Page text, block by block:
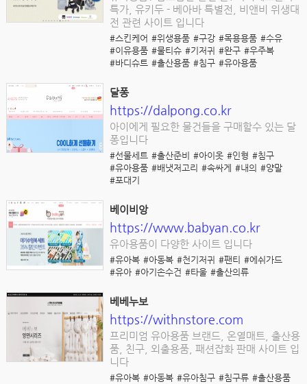
특가, 유키두 - 베아바 특별전, 비앤비 위생대
전 관련 사이트 입니다
#스킨케어 #위생용품 #구강 #목용용품 #수유
#이유용품 #물티슈 #기저귀 #완구 #우주복
#바디슈트 #출산용품 #침구 #유아용품
달퐁
https://dalpong.co.kr
아이에게 필요한 물건들을 구매할수 있는 달
퐁입니다
#선물세트 #출산준비 #아이옷 #인형 #침구
#유아용품 #배냇저고리 #속싸게 #내의 #양말
#포대기
베이비앙
https://www.babyan.co.kr
유아용품이 다양한 사이트 입니다
#유아복 #아동복 #천기저귀 #팬티 #에쉬가드
#유아 #아기손수건 #타울 #출산의류
베베누보
https://withnstore.com
프리미엄 유아용품 브랜드, 온열매트, 출산용
품, 친구, 외출용품, 패션잡화 판매 사이트 입
니다
#유아복 #아동복 #유아침구 #침구류 #출산용품